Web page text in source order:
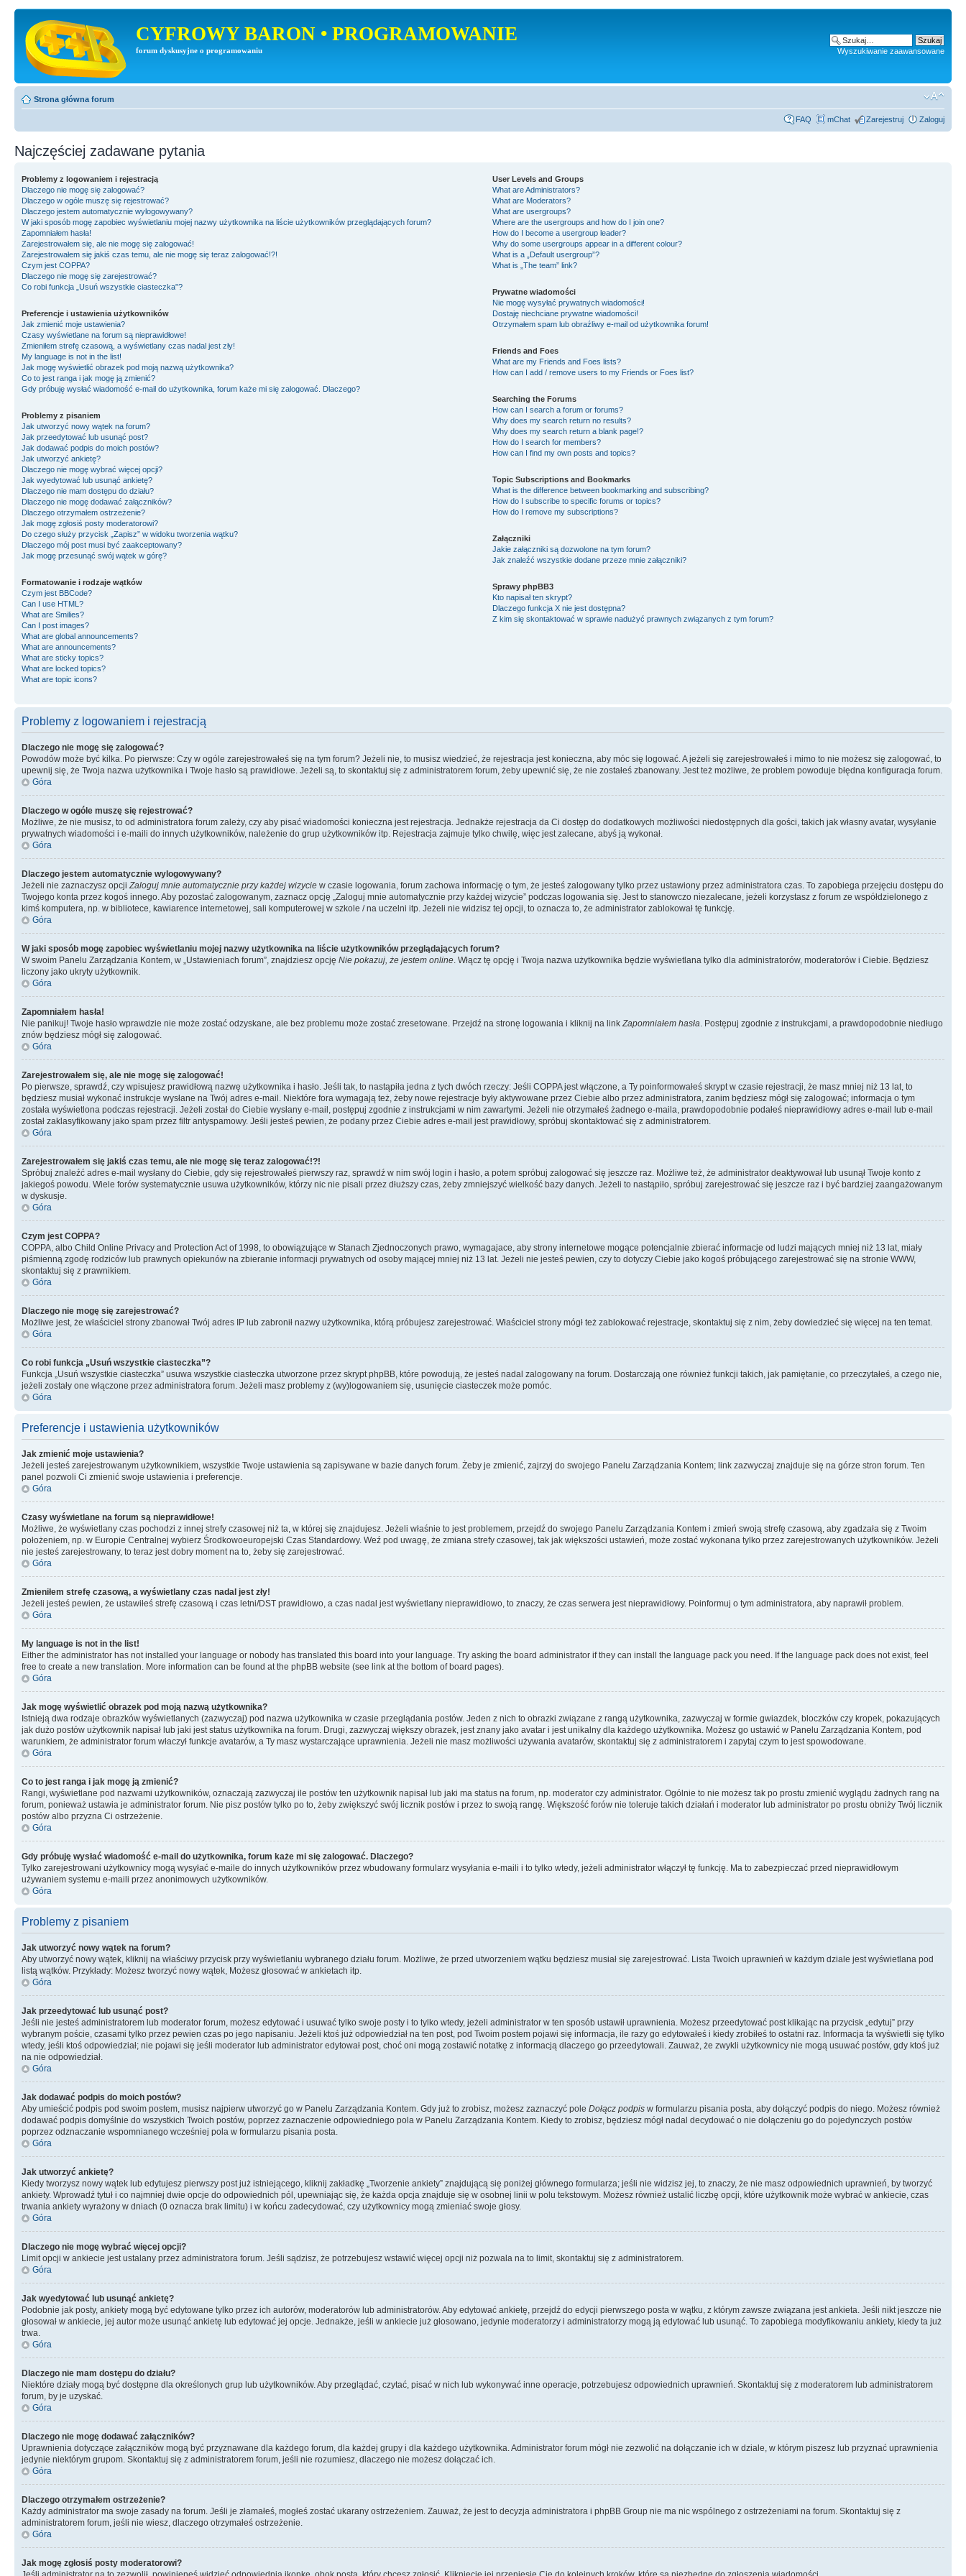
CYFROWY BARON • PROGRAMOWANIE
forum dyskusyjne o programowaniu Wyszukiwanie zaawansowane
Strona główna forum
FAQ mChat Zarejestruj Zaloguj
Najczęściej zadawane pytania
Problemy z logowaniem i rejestracją
Dlaczego nie mogę się zalogować?
Dlaczego w ogóle muszę się rejestrować?
Dlaczego jestem automatycznie wylogowywany?
W jaki sposób mogę zapobiec wyświetlaniu mojej nazwy użytkownika na liście użytkowników przeglądających forum?
Zapomniałem hasła!
Zarejestrowałem się, ale nie mogę się zalogować!
Zarejestrowałem się jakiś czas temu, ale nie mogę się teraz zalogować!?!
Czym jest COPPA?
Dlaczego nie mogę się zarejestrować?
Co robi funkcja „Usuń wszystkie ciasteczka”?
Preferencje i ustawienia użytkowników
Jak zmienić moje ustawienia?
Czasy wyświetlane na forum są nieprawidłowe!
Zmieniłem strefę czasową, a wyświetlany czas nadal jest zły!
My language is not in the list!
Jak mogę wyświetlić obrazek pod moją nazwą użytkownika?
Co to jest ranga i jak mogę ją zmienić?
Gdy próbuję wysłać wiadomość e-mail do użytkownika, forum każe mi się zalogować. Dlaczego?
Problemy z pisaniem
Jak utworzyć nowy wątek na forum?
Jak przeedytować lub usunąć post?
Jak dodawać podpis do moich postów?
Jak utworzyć ankietę?
Dlaczego nie mogę wybrać więcej opcji?
Jak wyedytować lub usunąć ankietę?
Dlaczego nie mam dostępu do działu?
Dlaczego nie mogę dodawać załączników?
Dlaczego otrzymałem ostrzeżenie?
Jak mogę zgłosiś posty moderatorowi?
Do czego służy przycisk „Zapisz” w widoku tworzenia wątku?
Dlaczego mój post musi być zaakceptowany?
Jak mogę przesunąć swój wątek w górę?
Formatowanie i rodzaje wątków
Czym jest BBCode?
Can I use HTML?
What are Smilies?
Can I post images?
What are global announcements?
What are announcements?
What are sticky topics?
What are locked topics?
What are topic icons?
User Levels and Groups
What are Administrators?
What are Moderators?
What are usergroups?
Where are the usergroups and how do I join one?
How do I become a usergroup leader?
Why do some usergroups appear in a different colour?
What is a „Default usergroup”?
What is „The team” link?
Prywatne wiadomości
Nie mogę wysyłać prywatnych wiadomości!
Dostaję niechciane prywatne wiadomości!
Otrzymałem spam lub obraźliwy e-mail od użytkownika forum!
Friends and Foes
What are my Friends and Foes lists?
How can I add / remove users to my Friends or Foes list?
Searching the Forums
How can I search a forum or forums?
Why does my search return no results?
Why does my search return a blank page!?
How do I search for members?
How can I find my own posts and topics?
Topic Subscriptions and Bookmarks
What is the difference between bookmarking and subscribing?
How do I subscribe to specific forums or topics?
How do I remove my subscriptions?
Załączniki
Jakie załączniki są dozwolone na tym forum?
Jak znaleźć wszystkie dodane przeze mnie załączniki?
Sprawy phpBB3
Kto napisał ten skrypt?
Dlaczego funkcja X nie jest dostępna?
Z kim się skontaktować w sprawie nadużyć prawnych związanych z tym forum?
Problemy z logowaniem i rejestracją
Dlaczego nie mogę się zalogować?
Powodów może być kilka. Po pierwsze: Czy w ogóle zarejestrowałeś się na tym forum? Jeżeli nie, to musisz wiedzieć, że rejestracja jest konieczna, aby móc się logować. A jeżeli się zarejestrowałeś i mimo to nie możesz się zalogować, to
upewnij się, że Twoja nazwa użytkownika i Twoje hasło są prawidłowe. Jeżeli są, to skontaktuj się z administratorem forum, żeby upewnić się, że nie zostałeś zbanowany. Jest też możliwe, że problem powoduje błędna konfiguracja forum.
Góra
Dlaczego w ogóle muszę się rejestrować?
Możliwe, że nie musisz, to od administratora forum zależy, czy aby pisać wiadomości konieczna jest rejestracja. Jednakże rejestracja da Ci dostęp do dodatkowych możliwości niedostępnych dla gości, takich jak własny avatar, wysyłanie
prywatnych wiadomości i e-maili do innych użytkowników, należenie do grup użytkowników itp. Rejestracja zajmuje tylko chwilę, więc jest zalecane, abyś ją wykonał.
Góra
Dlaczego jestem automatycznie wylogowywany?
Jeżeli nie zaznaczysz opcjiZaloguj mnie automatycznie przy każdej wizycie w czasie logowania, forum zachowa informację o tym, że jesteś zalogowany tylko przez ustawiony przez administratora czas. To zapobiega przejęciu dostępu do
Twojego konta przez kogoś innego. Aby pozostać zalogowanym, zaznacz opcję „Zaloguj mnie automatycznie przy każdej wizycie” podczas logowania się. Jest to stanowczo niezalecane, jeżeli korzystasz z forum ze współdzielonego z
kimś komputera, np. w bibliotece, kawiarence internetowej, sali komputerowej w szkole / na uczelni itp. Jeżeli nie widzisz tej opcji, to oznacza to, że administrator zablokował tę funkcję.
Góra
W jaki sposób mogę zapobiec wyświetlaniu mojej nazwy użytkownika na liście użytkowników przeglądających forum?
W swoim Panelu Zarządzania Kontem, w „Ustawieniach forum”, znajdziesz opcję Nie pokazuj, że jestem online. Włącz tę opcję i Twoja nazwa użytkownika będzie wyświetlana tylko dla administratorów, moderatorów i Ciebie. Będziesz
liczony jako ukryty użytkownik.
Góra
Zapomniałem hasła!
Nie panikuj! Twoje hasło wprawdzie nie może zostać odzyskane, ale bez problemu może zostać zresetowane. Przejdź na stronę logowania i kliknij na linkZapomniałem hasła. Postępuj zgodnie z instrukcjami, a prawdopodobnie niedługo
znów będziesz mógł się zalogować.
Góra
Zarejestrowałem się, ale nie mogę się zalogować!
Po pierwsze, sprawdź, czy wpisujesz prawidłową nazwę użytkownika i hasło. Jeśli tak, to nastąpiła jedna z tych dwóch rzeczy: Jeśli COPPA jest włączone, a Ty poinformowałeś skrypt w czasie rejestracji, że masz mniej niż 13 lat, to
będziesz musiał wykonać instrukcje wysłane na Twój adres e-mail. Niektóre fora wymagają też, żeby nowe rejestracje były aktywowane przez Ciebie albo przez administratora, zanim będziesz mógł się zalogować; informacja o tym
została wyświetlona podczas rejestracji. Jeżeli został do Ciebie wysłany e-mail, postępuj zgodnie z instrukcjami w nim zawartymi. Jeżeli nie otrzymałeś żadnego e-maila, prawdopodobnie podałeś nieprawidłowy adres e-mail lub e-mail
został zaklasyfikowany jako spam przez filtr antyspamowy. Jeśli jesteś pewien, że podany przez Ciebie adres e-mail jest prawidłowy, spróbuj skontaktować się z administratorem.
Góra
Zarejestrowałem się jakiś czas temu, ale nie mogę się teraz zalogować!?!
Spróbuj znaleźć adres e-mail wysłany do Ciebie, gdy się rejestrowałeś pierwszy raz, sprawdź w nim swój login i hasło, a potem spróbuj zalogować się jeszcze raz. Możliwe też, że administrator deaktywował lub usunął Twoje konto z
jakiegoś powodu. Wiele forów systematycznie usuwa użytkowników, którzy nic nie pisali przez dłuższy czas, żeby zmniejszyć wielkość bazy danych. Jeżeli to nastąpiło, spróbuj zarejestrować się jeszcze raz i być bardziej zaangażowanym
w dyskusje.
Góra
Czym jest COPPA?
COPPA, albo Child Online Privacy and Protection Act of 1998, to obowiązujące w Stanach Zjednoczonych prawo, wymagajace, aby strony internetowe mogące potencjalnie zbierać informacje od ludzi mających mniej niż 13 lat, miały
piśmienną zgodę rodziców lub prawnych opiekunów na zbieranie informacji prywatnych od osoby mającej mniej niż 13 lat. Jeżeli nie jesteś pewien, czy to dotyczy Ciebie jako kogoś próbującego zarejestrować się na stronie WWW,
skontaktuj się z prawnikiem.
Góra
Dlaczego nie mogę się zarejestrować?
Możliwe jest, że właściciel strony zbanował Twój adres IP lub zabronił nazwy użytkownika, którą próbujesz zarejestrować. Właściciel strony mógł też zablokować rejestracje, skontaktuj się z nim, żeby dowiedzieć się więcej na ten temat.
Góra
Co robi funkcja „Usuń wszystkie ciasteczka”?
Funkcja „Usuń wszystkie ciasteczka” usuwa wszystkie ciasteczka utworzone przez skrypt phpBB, które powodują, że jesteś nadal zalogowany na forum. Dostarczają one również funkcji takich, jak pamiętanie, co przeczytałeś, a czego nie,
jeżeli zostały one włączone przez administratora forum. Jeżeli masz problemy z (wy)logowaniem się, usunięcie ciasteczek może pomóc.
Góra
Preferencje i ustawienia użytkowników
Jak zmienić moje ustawienia?
Jeżeli jesteś zarejestrowanym użytkownikiem, wszystkie Twoje ustawienia są zapisywane w bazie danych forum. Żeby je zmienić, zajrzyj do swojego Panelu Zarządzania Kontem; link zazwyczaj znajduje się na górze stron forum. Ten
panel pozwoli Ci zmienić swoje ustawienia i preferencje.
Góra
Czasy wyświetlane na forum są nieprawidłowe!
Możliwe, że wyświetlany czas pochodzi z innej strefy czasowej niż ta, w której się znajdujesz. Jeżeli właśnie to jest problemem, przejdź do swojego Panelu Zarządzania Kontem i zmień swoją strefę czasową, aby zgadzała się z Twoim
położeniem, np. w Europie Centralnej wybierz Środkowoeuropejski Czas Standardowy. Weź pod uwagę, że zmiana strefy czasowej, tak jak większości ustawień, może zostać wykonana tylko przez zarejestrowanych użytkowników. Jeżeli
nie jesteś zarejestrowany, to teraz jest dobry moment na to, żeby się zarejestrować.
Góra
Zmieniłem strefę czasową, a wyświetlany czas nadal jest zły!
Jeżeli jesteś pewien, że ustawiłeś strefę czasową i czas letni/DST prawidłowo, a czas nadal jest wyświetlany nieprawidłowo, to znaczy, że czas serwera jest nieprawidłowy. Poinformuj o tym administratora, aby naprawił problem.
Góra
My language is not in the list!
Either the administrator has not installed your language or nobody has translated this board into your language. Try asking the board administrator if they can install the language pack you need. If the language pack does not exist, feel
free to create a new translation. More information can be found at the phpBB website (see link at the bottom of board pages).
Góra
Jak mogę wyświetlić obrazek pod moją nazwą użytkownika?
Istnieją dwa rodzaje obrazków wyświetlanych (zazwyczaj) pod nazwa użytkownika w czasie przeglądania postów. Jeden z nich to obrazki związane z rangą użytkownika, zazwyczaj w formie gwiazdek, bloczków czy kropek, pokazujących
jak dużo postów użytkownik napisał lub jaki jest status użytkownika na forum. Drugi, zazwyczaj większy obrazek, jest znany jako avatar i jest unikalny dla każdego użytkownika. Możesz go ustawić w Panelu Zarządzania Kontem, pod
warunkiem, że administrator forum właczył funkcje avatarów, a Ty masz wystarczające uprawnienia. Jeżeli nie masz możliwości używania avatarów, skontaktuj się z administratorem i zapytaj czym to jest spowodowane.
Góra
Co to jest ranga i jak mogę ją zmienić?
Rangi, wyświetlane pod nazwami użytkowników, oznaczają zazwyczaj ile postów ten użytkownik napisał lub jaki ma status na forum, np. moderator czy administrator. Ogólnie to nie możesz tak po prostu zmienić wyglądu żadnych rang na
forum, ponieważ ustawia je administrator forum. Nie pisz postów tylko po to, żeby zwiększyć swój licznik postów i przez to swoją rangę. Większość forów nie toleruje takich działań i moderator lub administrator po prostu obniży Twój licznik
postów albo przyzna Ci ostrzeżenie.
Góra
Gdy próbuję wysłać wiadomość e-mail do użytkownika, forum każe mi się zalogować. Dlaczego?
Tylko zarejestrowani użytkownicy mogą wysyłać e-maile do innych użytkowników przez wbudowany formularz wysyłania e-maili i to tylko wtedy, jeżeli administrator włączył tę funkcję. Ma to zabezpieczać przed nieprawidłowym
używaniem systemu e-maili przez anonimowych użytkowników.
Góra
Problemy z pisaniem
Jak utworzyć nowy wątek na forum?
Aby utworzyć nowy wątek, kliknij na właściwy przycisk przy wyświetlaniu wybranego działu forum. Możliwe, że przed utworzeniem wątku będziesz musiał się zarejestrować. Lista Twoich uprawnień w każdym dziale jest wyświetlana pod
listą wątków. Przykłady: Możesz tworzyć nowy wątek, Możesz głosować w ankietach itp.
Góra
Jak przeedytować lub usunąć post?
Jeśli nie jesteś administratorem lub moderator forum, możesz edytować i usuwać tylko swoje posty i to tylko wtedy, jeżeli administrator w ten sposób ustawił uprawnienia. Możesz przeedytować post klikając na przycisk „edytuj” przy
wybranym poście, czasami tylko przez pewien czas po jego napisaniu. Jeżeli ktoś już odpowiedział na ten post, pod Twoim postem pojawi się informacja, ile razy go edytowałeś i kiedy zrobiłeś to ostatni raz. Informacja ta wyświetli się tylko
wtedy, jeśli ktoś odpowiedział; nie pojawi się jeśli moderator lub administrator edytował post, choć oni mogą zostawić notatkę z informacją dlaczego go przeedytowali. Zauważ, że zwykli użytkownicy nie mogą usuwać postów, gdy ktoś już
na nie odpowiedział.
Góra
Jak dodawać podpis do moich postów?
Aby umieścić podpis pod swoim postem, musisz najpierw utworzyć go w Panelu Zarządzania Kontem. Gdy już to zrobisz, możesz zaznaczyć pole Dołącz podpis w formularzu pisania posta, aby dołączyć podpis do niego. Możesz również
dodawać podpis domyślnie do wszystkich Twoich postów, poprzez zaznaczenie odpowiedniego pola w Panelu Zarządzania Kontem. Kiedy to zrobisz, będziesz mógł nadal decydować o nie dołączeniu go do pojedynczych postów
poprzez odznaczanie wspomnianego wcześniej pola w formularzu pisania posta.
Góra
Jak utworzyć ankietę?
Kiedy tworzysz nowy wątek lub edytujesz pierwszy post już istniejącego, kliknij zakładkę „Tworzenie ankiety” znajdującą się poniżej głównego formularza; jeśli nie widzisz jej, to znaczy, że nie masz odpowiednich uprawnień, by tworzyć
ankiety. Wprowadź tytuł i co najmniej dwie opcje do odpowiednich pól, upewniając się, że każda opcja znajduje się w osobnej linii w polu tekstowym. Możesz również ustalić liczbę opcji, które użytkownik może wybrać w ankiecie, czas
trwania ankiety wyrażony w dniach (0 oznacza brak limitu) i w końcu zadecydować, czy użytkownicy mogą zmieniać swoje głosy.
Góra
Dlaczego nie mogę wybrać więcej opcji?
Limit opcji w ankiecie jest ustalany przez administratora forum. Jeśli sądzisz, że potrzebujesz wstawić więcej opcji niż pozwala na to limit, skontaktuj się z administratorem.
Góra
Jak wyedytować lub usunąć ankietę?
Podobnie jak posty, ankiety mogą być edytowane tylko przez ich autorów, moderatorów lub administratorów. Aby edytować ankietę, przejdź do edycji pierwszego posta w wątku, z którym zawsze związana jest ankieta. Jeśli nikt jeszcze nie
głosował w ankiecie, jej autor może usunąć ankietę lub edytować jej opcje. Jednakże, jeśli w ankiecie już głosowano, jedynie moderatorzy i administratorzy mogą ją edytować lub usunąć. To zapobiega modyfikowaniu ankiety, kiedy ta już
trwa.
Góra
Dlaczego nie mam dostępu do działu?
Niektóre działy mogą być dostępne dla określonych grup lub użytkowników. Aby przeglądać, czytać, pisać w nich lub wykonywać inne operacje, potrzebujesz odpowiednich uprawnień. Skontaktuj się z moderatorem lub administratorem
forum, by je uzyskać.
Góra
Dlaczego nie mogę dodawać załączników?
Uprawnienia dotyczące załączników mogą być przyznawane dla każdego forum, dla każdej grupy i dla każdego użytkownika. Administrator forum mógł nie zezwolić na dołączanie ich w dziale, w którym piszesz lub przyznać uprawnienia
jedynie niektórym grupom. Skontaktuj się z administratorem forum, jeśli nie rozumiesz, dlaczego nie możesz dołączać ich.
Góra
Dlaczego otrzymałem ostrzeżenie?
Każdy administrator ma swoje zasady na forum. Jeśli je złamałeś, mogłeś zostać ukarany ostrzeżeniem. Zauważ, że jest to decyzja administratora i phpBB Group nie ma nic wspólnego z ostrzeżeniami na forum. Skontaktuj się z
administratorem forum, jeśli nie wiesz, dlaczego otrzymałeś ostrzeżenie.
Góra
Jak mogę zgłosiś posty moderatorowi?